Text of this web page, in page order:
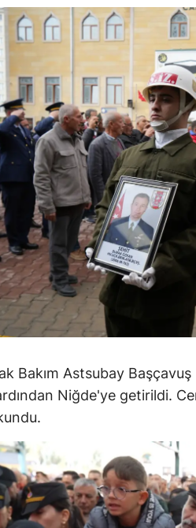
Edirne
Elazığ
Erzincan
Erzurum
Eskişehir
Gaziantep
Giresun
Gümüşhane
Hakkari
Isparta
Mersin
İzmir
Kars
Kastamonu
Bakım Astsubay
Niğde'ye getirildi.